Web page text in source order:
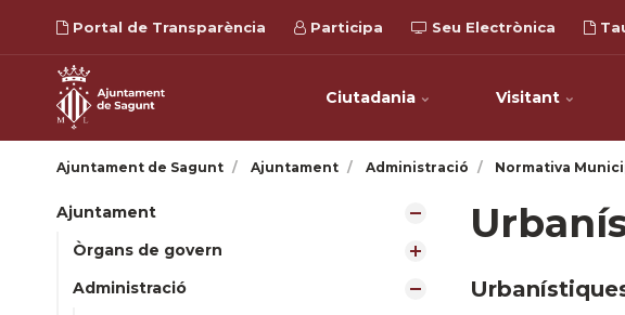
Portal de Transparència Participa Seu Electrònica
Ciutadania Visitant
Ajuntament de Sagunt Ajuntament Administració Normativa
Ajuntament
Òrgans de govern
Administració